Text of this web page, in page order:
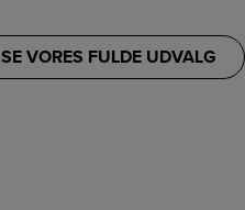
SE VORES FULDE UDVALG